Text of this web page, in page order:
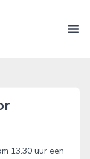
13.30 uur een